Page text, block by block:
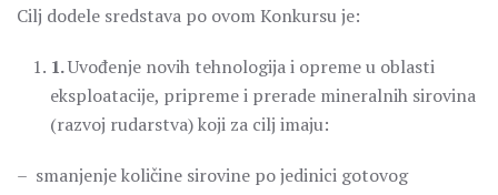
Cilj dodele sredstava po ovom Konkursu je:
1.Uvođenje novih tehnologija i opreme u oblasti
eksploatacije, pripreme i prerade mineralnih sirovina
(razvoj rudarstva) koji za cilj imaju:
– smanjenje količine sirovine po jedinici gotovog